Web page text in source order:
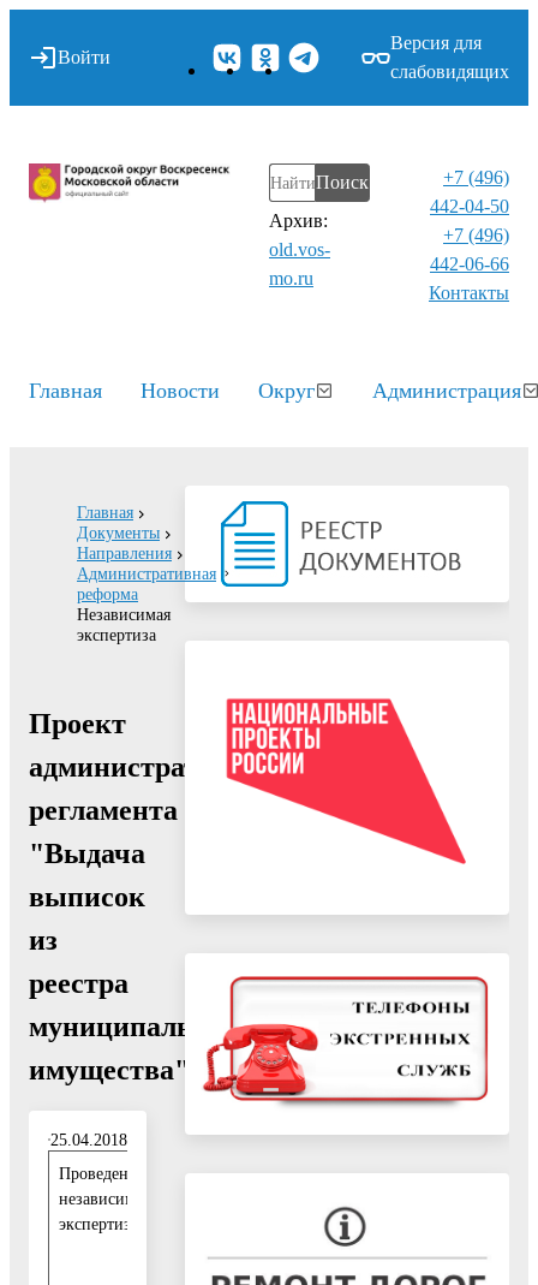
Войти
Версия для
слабовидящих
Поиск
Архив:
old.vos-
mo.ru
+7 (496)
442-04-50
+7 (496)
442-06-66
Контакты⁠
Главная Новости Округ Администрация
Главная
Документы
Направления
Административная
реформа
Независимая
экспертиза
Проект
административного
регламента
"Выдача
выписок
из
реестра
муниципального
имущества"
25.04.2018
Проведение
независимой
экспертизы: